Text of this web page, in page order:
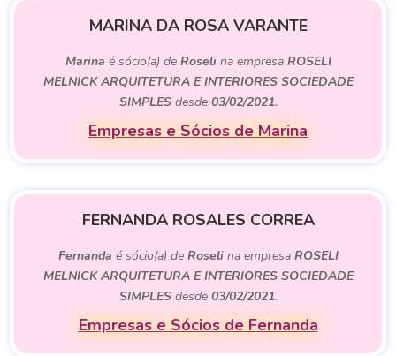
MARINA DA ROSA VARANTE
Marina é sócio(a) de Roselina empresa ROSELI
MELNICK ARQUITETURA E INTERIORES SOCIEDADE
SIMPLESdesde 03/02/2021.
Empresas e Sócios de Marina
FERNANDA ROSALES CORREA
Fernanda é sócio(a) de Roselina empresa ROSELI
MELNICK ARQUITETURA E INTERIORES SOCIEDADE
SIMPLESdesde 03/02/2021.
Empresas e Sócios de Fernanda